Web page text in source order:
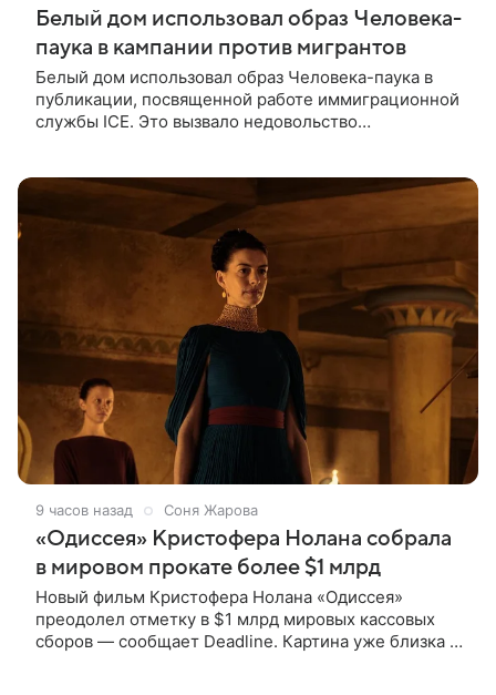
Белый дом использовал образ Человека-
паука в кампании против мигрантов
Белый дом использовал образ Человека-паука в
публикации, посвященной работе иммиграционной
службы ICE. Это вызвало недовольство
9 часов назад Соня Жарова
«Одиссея» Кристофера Нолана собрала
в мировом прокате более $1 млрд
Новый фильм Кристофера Нолана «Одиссея»
преодолел отметку в $1 млрд мировых кассовых
сборов — сообщает Deadline. Картина уже близка к